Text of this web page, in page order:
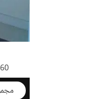
60 مربع یارڈ